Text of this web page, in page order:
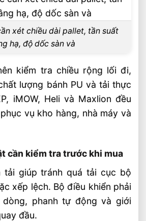
xét chiều dài pallet, tần suất
hạ, độ dốc sàn và
kiểm tra chiều rộng lối đi,
lượng bánh PU và tải thực
iMOW, Heli và Maxlion đều
vụ kho hàng, nhà máy và
cần kiểm tra trước khi mua
tải giúp tránh quá tải cục bộ
xếp lệch. Bộ điều khiển phải
phanh tự động và giới
đầu.